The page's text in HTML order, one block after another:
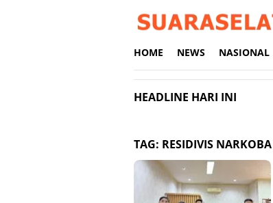
HOME NEWS NASIONAL
HEADLINE HARI INI
TAG: RESIDIVIS NARKOBA